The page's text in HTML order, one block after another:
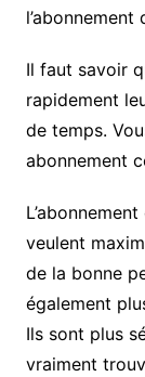
l’abonnement
Il faut savoir
rapidement
de temps.
abonnement
veulent
de la bonne
également
Ils sont plus
vraiment